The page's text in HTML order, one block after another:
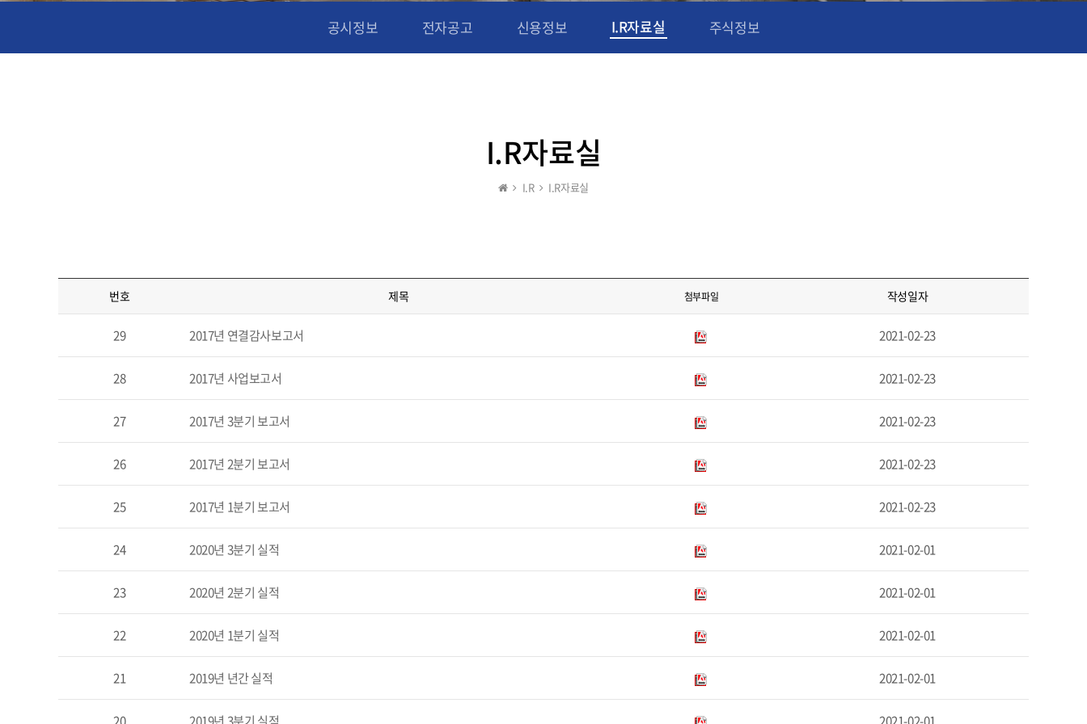
공시정보 전자공고 신용정보 I.R자료실 주식정보
I.R자료실
I.R I.R자료실
번호 제목 첨부파일 작성일자
29 2017년 연결감사보고서 2021-02-23
28 2017년 사업보고서 2021-02-23
27 2017년 3분기 보고서 2021-02-23
26 2017년 2분기 보고서 2021-02-23
25 2017년 1분기 보고서 2021-02-23
24 2020년 3분기 실적 2021-02-01
23 2020년 2분기 실적 2021-02-01
22 2020년 1분기 실적 2021-02-01
21 2019년 년간 실적 2021-02-01